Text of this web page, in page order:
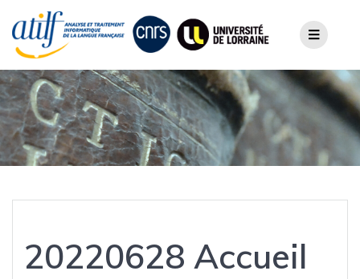
content
20220628 Accueil